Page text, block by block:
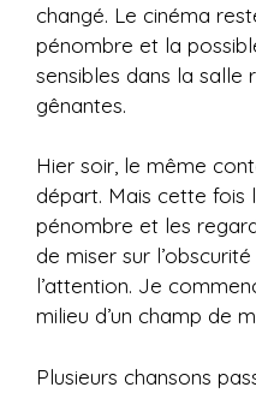
changé. Le cinéma
pénombre et la
sensibles dans la salle
gênantes.
Hier soir, le même
départ. Mais cette fois
pénombre et les
de miser sur
l’attention. Je
milieu d’un champ de
Plusieurs chansons